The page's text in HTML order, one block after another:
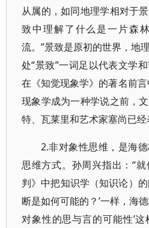
从属的，如同地理学相对于
致中理解了什么是一片森
流。”景致是原初的世界，地
处“景致”一词足以代表文学
在《知觉现象学》的著名前
现象学成为一种学说之前，
特、瓦莱里和艺术家塞尚已经
2.非对象性思维，是海
思维方式。孙周兴指出：“
判》中把知识学（知识论）
断是如何可能的？’一样，海
对象性的思与言的可能性’